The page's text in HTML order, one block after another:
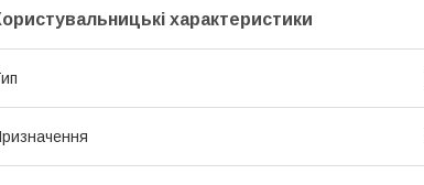
характеристики